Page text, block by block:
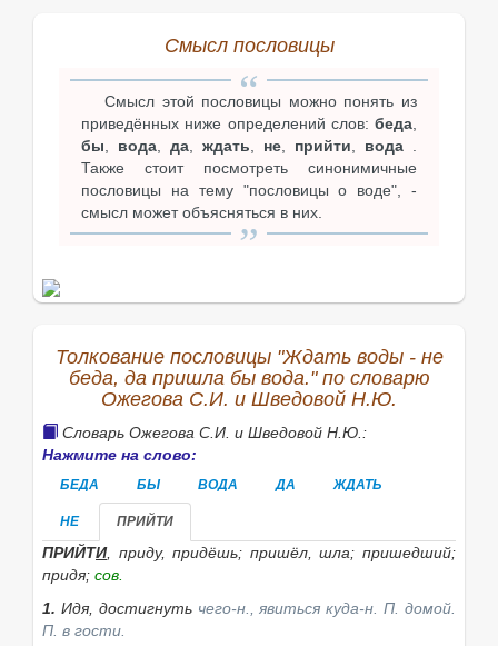
Смысл пословицы
Смысл этой пословицы можно понять из
приведённых ниже определений слов: беда,
бы, вода, да, ждать, не, прийти, вода .
Также стоит посмотреть синонимичные
пословицы на тему "пословицы о воде", -
смысл может объясняться в них.
Толкование пословицы "Ждать воды - не
беда, да пришла бы вода." по словарю
Ожегова С.И. и Шведовой Н.Ю.
Словарь Ожегова С.И. и Шведовой Н.Ю.:
Нажмите на слово:
БЕДА БЫ ВОДА ДА ЖДАТЬ
НЕ ПРИЙТИ
ПРИЙТИ, приду, придёшь; пришёл, шла; пришедший;
придя; сов.
1. Идя, достигнуть чего-н., явиться куда-н.П. домой.
П. в гости.